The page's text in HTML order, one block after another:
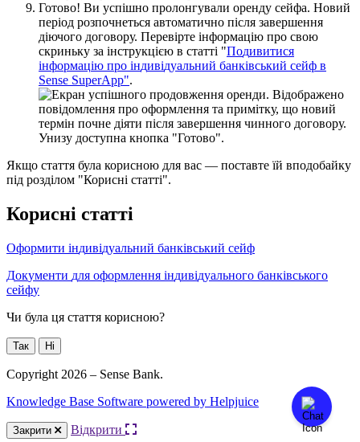
Готово! Ви успішно пролонгували оренду сейфа. Новий
період розпочнеться автоматично після завершення
діючого договору. Перевірте інформацію про свою
скриньку за інструкцією в статті "Подивитися
інформацію про індивідуальний банківський сейф в
Sense SuperApp".
Якщо стаття була корисною для вас — поставте їй вподобайку
під розділом "Корисні статті".
Корисні статті
Оформити індивідуальний банківський сейф
Документи для оформлення індивідуального банківського
сейфу
Чи була ця стаття корисною?
Так Ні
Copyright 2026 – Sense Bank.
Knowledge Base Software powered by Helpjuice
Закрити Відкрити